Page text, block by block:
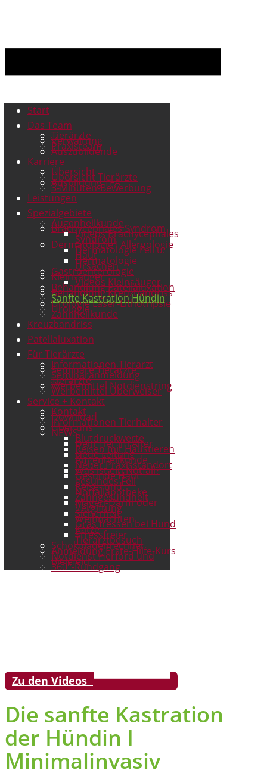
Start
Das Team
Tierärzte
Verwaltung
Praxisteam
Auszubildende
Karriere
Übersicht
Übersicht Tierärzte
Ausbildung TFA
3-Minuten-Bewerbung
Leistungen
Spezialgebiete
Augenheilkunde
Brachycephales Syndrom
Videos Brachycephales
Syndrom
Dermatologie I Allergologie
Dermatologie Fell u.
Haut
Dermatologie
Ursachen
Gastroenterologie
Kleinsäuger
Videos Kleinsäuger
Behandlung Patellaluxation
Behandlung Kreuzbandriss
Sanfte Kastration Hündin
Urologie Laser-Lithotripsie
Urologie
Zahnheilkunde
Kreuzbandriss
Patellaluxation
Für Tierärzte
Informationen Tierarzt
Seminare Tierärzte
Seminaranmeldung
Tierärzte
Werbemittel Notdienstring
Werbemittel Überweiser
Service + Kontakt
Kontakt
Download
Informationen Tierhalter
Über uns
NEWSBlutdruckwerte
Dein Tier im Alter
Reisen mit Haustieren
Neue Leitung
Augenheilkunde
Neuer Praxisstandort
Was ist ein Notfall?
Gesunde Haut +
gesundes Fell
Reise- und
Notfallapotheke
Zahngesundheit
Magen-Darm oder
Vergiftung
Sicherheit
Weihnachten
Gras fressen bei Hund
Katze
Stressfreier
Tierarztbesuch
Schokoladenrechner
Anmeldung Erste-Hilfe-Kurs
Notdienst Herford und
Bielefeld
360°-Rundgang
Zu den Videos
Die sanfte Kastration
der Hündin I
Minimalinvasiv